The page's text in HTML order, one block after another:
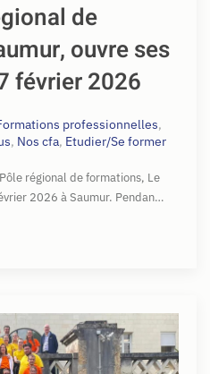
de
ouvre ses
février 2026
professionnelles,
, Nos cfa, Etudier/Se former
régional de formations, Le
2026 à Saumur. Pendan…